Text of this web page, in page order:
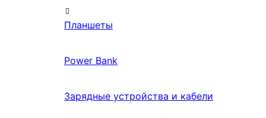
Планшеты
Power Bank
Зарядные устройства и кабели